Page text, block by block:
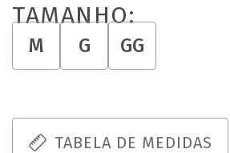
TAMANHO:
M G GG
TABELA DE MEDIDAS